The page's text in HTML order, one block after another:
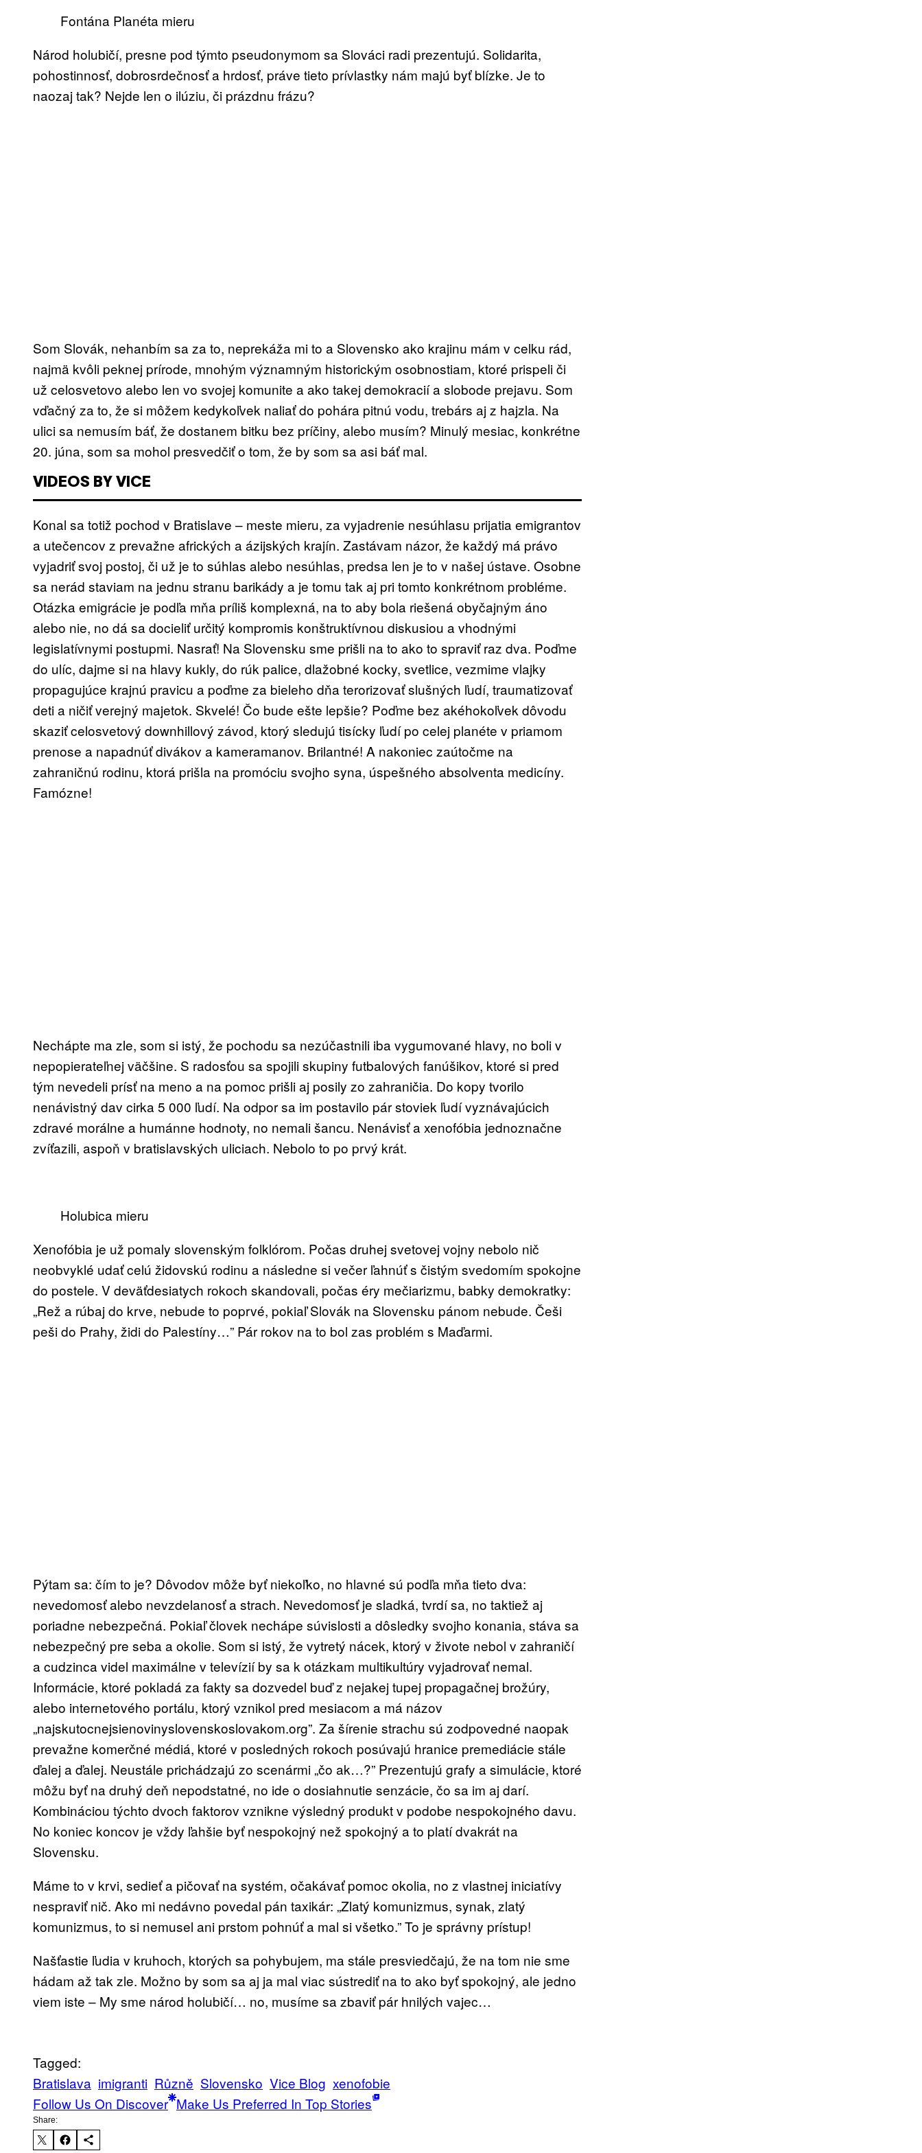
Fontána Planéta mieru
Národ holubičí, presne pod týmto pseudonymom sa Slováci radi prezentujú. Solidarita,
pohostinnosť, dobrosrdečnosť a hrdosť, práve tieto prívlastky nám majú byť blízke. Je to
naozaj tak? Nejde len o ilúziu, či prázdnu frázu?
Som Slovák, nehanbím sa za to, neprekáža mi to a Slovensko ako krajinu mám v celku rád,
najmä kvôli peknej prírode, mnohým významným historickým osobnostiam, ktoré prispeli či
už celosvetovo alebo len vo svojej komunite a ako takej demokracií a slobode prejavu. Som
vďačný za to, že si môžem kedykoľvek naliať do pohára pitnú vodu, trebárs aj z hajzla. Na
ulici sa nemusím báť, že dostanem bitku bez príčiny, alebo musím? Minulý mesiac, konkrétne
20. júna, som sa mohol presvedčiť o tom, že by som sa asi báť mal.
VIDEOS BY VICE
Konal sa totiž pochod v Bratislave – meste mieru, za vyjadrenie nesúhlasu prijatia emigrantov
a utečencov z prevažne afrických a ázijských krajín. Zastávam názor, že každý má právo
vyjadriť svoj postoj, či už je to súhlas alebo nesúhlas, predsa len je to v našej ústave. Osobne
sa nerád staviam na jednu stranu barikády a je tomu tak aj pri tomto konkrétnom probléme.
Otázka emigrácie je podľa mňa príliš komplexná, na to aby bola riešená obyčajným áno
alebo nie, no dá sa docieliť určitý kompromis konštruktívnou diskusiou a vhodnými
legislatívnymi postupmi. Nasrať! Na Slovensku sme prišli na to ako to spraviť raz dva. Poďme
do ulíc, dajme si na hlavy kukly, do rúk palice, dlažobné kocky, svetlice, vezmime vlajky
propagujúce krajnú pravicu a poďme za bieleho dňa terorizovať slušných ľudí, traumatizovať
deti a ničiť verejný majetok. Skvelé! Čo bude ešte lepšie? Poďme bez akéhokoľvek dôvodu
skaziť celosvetový downhillový závod, ktorý sledujú tisícky ľudí po celej planéte v priamom
prenose a napadnúť divákov a kameramanov. Brilantné! A nakoniec zaútočme na
zahraničnú rodinu, ktorá prišla na promóciu svojho syna, úspešného absolventa medicíny.
Famózne!
Nechápte ma zle, som si istý, že pochodu sa nezúčastnili iba vygumované hlavy, no boli v
nepopierateľnej väčšine. S radosťou sa spojili skupiny futbalových fanúšikov, ktoré si pred
tým nevedeli prísť na meno a na pomoc prišli aj posily zo zahraničia. Do kopy tvorilo
nenávistný dav cirka 5 000 ľudí. Na odpor sa im postavilo pár stoviek ľudí vyznávajúcich
zdravé morálne a humánne hodnoty, no nemali šancu. Nenávisť a xenofóbia jednoznačne
zvíťazili, aspoň v bratislavských uliciach. Nebolo to po prvý krát.
Holubica mieru
Xenofóbia je už pomaly slovenským folklórom. Počas druhej svetovej vojny nebolo nič
neobvyklé udať celú židovskú rodinu a následne si večer ľahnúť s čistým svedomím spokojne
do postele. V deväťdesiatych rokoch skandovali, počas éry mečiarizmu, babky demokratky:
„Rež a rúbaj do krve, nebude to poprvé, pokiaľ Slovák na Slovensku pánom nebude. Češi
peši do Prahy, židi do Palestíny…” Pár rokov na to bol zas problém s Maďarmi.
Pýtam sa: čím to je? Dôvodov môže byť niekoľko, no hlavné sú podľa mňa tieto dva:
nevedomosť alebo nevzdelanosť a strach. Nevedomosť je sladká, tvrdí sa, no taktiež aj
poriadne nebezpečná. Pokiaľ človek nechápe súvislosti a dôsledky svojho konania, stáva sa
nebezpečný pre seba a okolie. Som si istý, že vytretý nácek, ktorý v živote nebol v zahraničí
a cudzinca videl maximálne v televízií by sa k otázkam multikultúry vyjadrovať nemal.
Informácie, ktoré pokladá za fakty sa dozvedel buď z nejakej tupej propagačnej brožúry,
alebo internetového portálu, ktorý vznikol pred mesiacom a má názov
„najskutocnejsienovinyslovenskoslovakom.org”. Za šírenie strachu sú zodpovedné naopak
prevažne komerčné médiá, ktoré v posledných rokoch posúvajú hranice premediácie stále
ďalej a ďalej. Neustále prichádzajú zo scenármi „čo ak…?” Prezentujú grafy a simulácie, ktoré
môžu byť na druhý deň nepodstatné, no ide o dosiahnutie senzácie, čo sa im aj darí.
Kombináciou týchto dvoch faktorov vznikne výsledný produkt v podobe nespokojného davu.
No koniec koncov je vždy ľahšie byť nespokojný než spokojný a to platí dvakrát na
Slovensku.
Máme to v krvi, sedieť a pičovať na systém, očakávať pomoc okolia, no z vlastnej iniciatívy
nespraviť nič. Ako mi nedávno povedal pán taxikár: „Zlatý komunizmus, synak, zlatý
komunizmus, to si nemusel ani prstom pohnúť a mal si všetko.” To je správny prístup!
Našťastie ľudia v kruhoch, ktorých sa pohybujem, ma stále presviedčajú, že na tom nie sme
hádam až tak zle. Možno by som sa aj ja mal viac sústrediť na to ako byť spokojný, ale jedno
viem iste – My sme národ holubičí… no, musíme sa zbaviť pár hnilých vajec…
Tagged:
Bratislava imigranti Různě Slovensko Vice Blog xenofobie
Follow Us On Discover Make Us Preferred In Top Stories
Share: